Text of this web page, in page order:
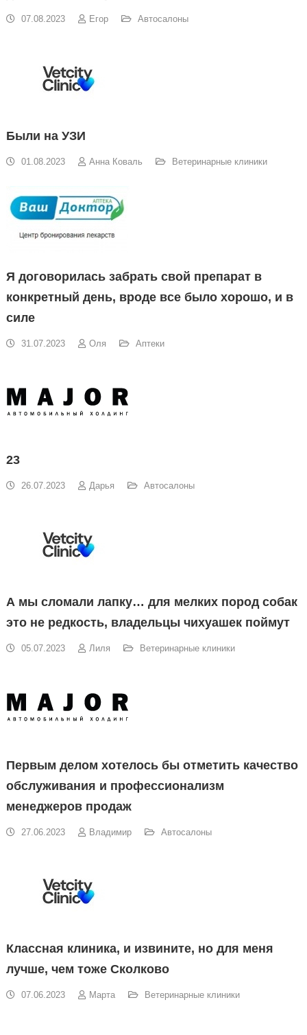
07.08.2023 Егор Автосалоны
Были на УЗИ
01.08.2023 Анна Коваль Ветеринарные клиники
Я договорилась забрать свой препарат в
конкретный день, вроде все было хорошо, и в
силе
31.07.2023 Оля Аптеки
23
26.07.2023 Дарья Автосалоны
А мы сломали лапку… для мелких пород собак
это не редкость, владельцы чихуашек поймут
05.07.2023 Лиля Ветеринарные клиники
Первым делом хотелось бы отметить качество
обслуживания и профессионализм
менеджеров продаж
27.06.2023 Владимир Автосалоны
Классная клиника, и извините, но для меня
лучше, чем тоже Сколково
07.06.2023 Марта Ветеринарные клиники